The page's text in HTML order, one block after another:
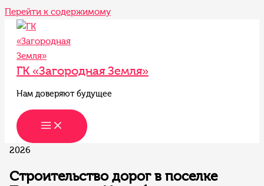
Перейти к содержимому
ГК «Загородная Земля»
Нам доверяют будущее
2026
Строительство дорог в поселке